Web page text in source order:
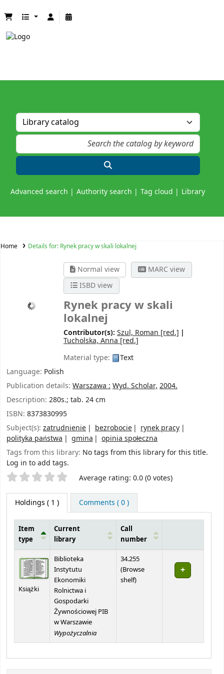
Advanced search Authority search Tag cloud Library
Home Details for: Rynek pracy w skali lokalnej
Normal view
MARC view
ISBD view
Rynek pracy w skali
lokalnej
Contributor(s): Szul, Roman [red.]
Tucholska, Anna [red.]
Material type:
Text
Language: Polish
Publication details: Warszawa : Wyd. Scholar, 2004.
Description: 280s.; tab. 24 cm
ISBN: 8373830995
Subject(s): zatrudnienie bezrobocie
rynek pracy
polityka państwa
gmina
opinia społeczna
Tags from this library: No tags from this library for this title.
Log in to add tags.
Star ratings Average rating: 0.0 (0 votes)
Holdings ( 1 ) Comments ( 0 )
Item
type
Current
library
Call
number
Książki
Biblioteka
Instytutu
Ekonomiki
Rolnictwa i
Gospodarki
Żywnościowej PIB
w Warszawie
Wypożyczalnia
34.255
(Browse
shelf(Opens below)
)